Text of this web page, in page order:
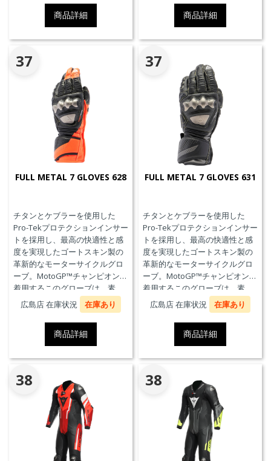
商品詳細
のためにダイネーゼテクノロジ
ーの真髄を表現しています。
商品詳細
37
FULL METAL 7 GLOVES 628
チタンとケブラーを使用した
Pro-Tekプロテクションインサー
トを採用し、最高の快適性と感
度を実現したゴートスキン製の
革新的なモーターサイクルグロ
ーブ。MotoGP™チャンピオンが
着用するこのグローブは、素
材、快適性、プロテクションに
おいて、優れたパフォーマンス
のためにダイネーゼテクノロジ
ーの真髄を表現しています。
広島店 在庫状況 在庫あり
商品詳細
37
FULL METAL 7 GLOVES 631
チタンとケブラーを使用した
Pro-Tekプロテクションインサー
トを採用し、最高の快適性と感
度を実現したゴートスキン製の
革新的なモーターサイクルグロ
ーブ。MotoGP™チャンピオンが
着用するこのグローブは、素
材、快適性、プロテクションに
おいて、優れたパフォーマンス
のためにダイネーゼテクノロジ
ーの真髄を表現しています。
広島店 在庫状況 在庫あり
商品詳細
38 38